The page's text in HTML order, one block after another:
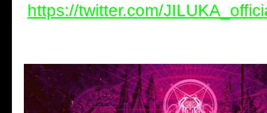
https://twitter.com/